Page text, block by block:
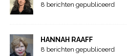
8 berichten gepubliceerd
HANNAH RAAFF
8 berichten gepubliceerd